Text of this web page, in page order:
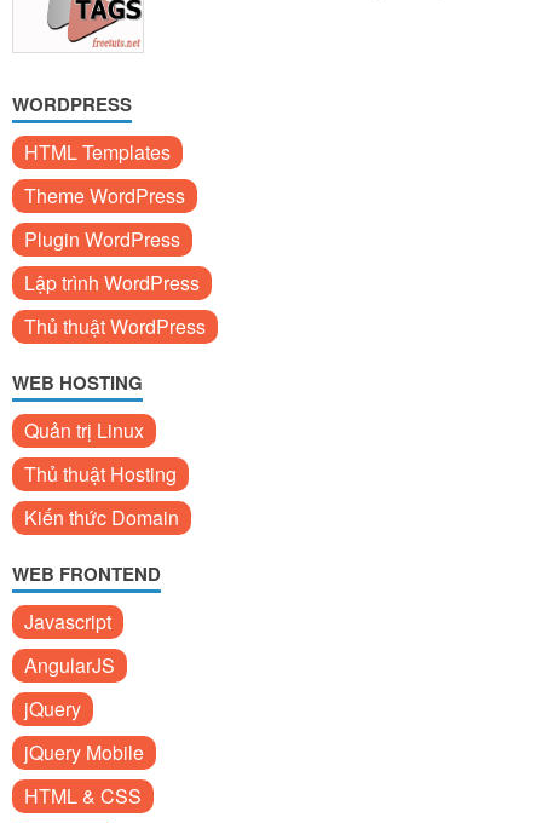
WORDPRESS
HTML Templates
Theme WordPress
Plugin WordPress
Lập trình WordPress
Thủ thuật WordPress
WEB HOSTING
Quản trị Linux
Thủ thuật Hosting
Kiến thức Domain
WEB FRONTEND
Javascript
AngularJS
jQuery
jQuery Mobile
HTML & CSS